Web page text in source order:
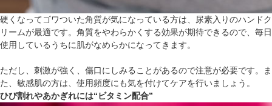
硬くなってゴワついた角質が気になっている方は、尿素入りのハンドク
リームが最適です。角質をやわらかくする効果が期待できるので、毎日
使用しているうちに肌がなめらかになってきます。
ただし、刺激が強く、傷口にしみることがあるので注意が必要です。ま
た、敏感肌の方は、使用頻度にも気を付けてケアを行いましょう。
ひび割れやあかぎれには“ビタミン配合”